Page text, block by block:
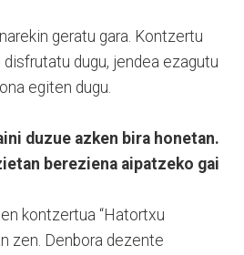
geratu gara. Kontzertu
disfrutatu dugu, jendea ezagutu
egiten dugu.
duzue azken bira honetan.
bereziena aipatzeko gai
kontzertua “Hatortxu
zen. Denbora dezente